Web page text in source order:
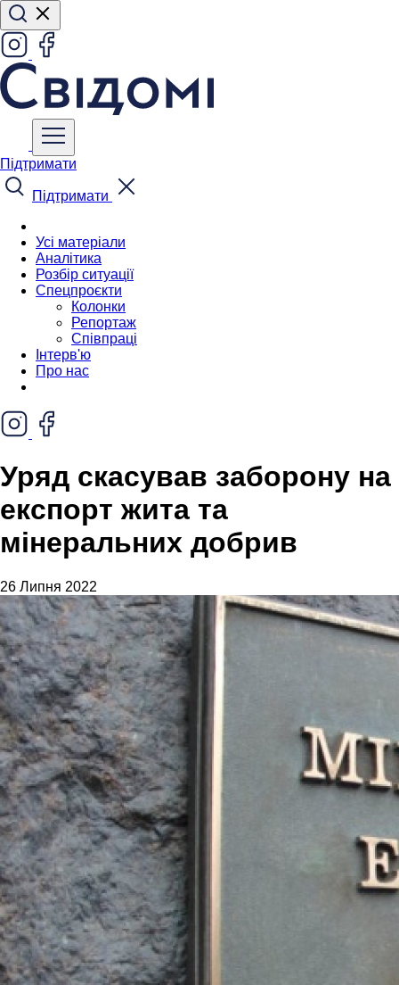
Підтримати
Підтримати
Усі матеріали
Аналітика
Розбір ситуації
Спецпроєкти
Колонки
Репортаж
Співпраці
Інтерв'ю
Про нас
Уряд скасував заборону на
експорт жита та
мінеральних добрив
26 Липня 2022